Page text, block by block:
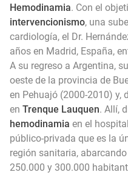
Hemodinamia. Con el
intervencionismo, una
cardiología, el Dr.
años en Madrid, España,
A su regreso a Argentina,
oeste de la provincia de
en Pehuajó (2000-2010) y,
en Trenque Lauquen. Allí,
hemodinamia en el
público-privada que es la
región sanitaria,
250.000 y 300.000